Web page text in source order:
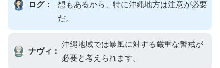
ログ：
想もあるから、特に沖縄地方は注意が必要
だ。
ナヴィ：
沖縄地域では暴風に対する厳重な警戒が
必要と考えられます。